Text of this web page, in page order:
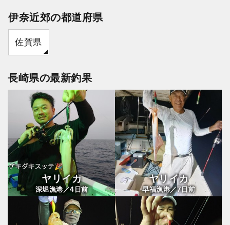
伊奈近郊の都道府県
佐賀県
長崎県の最新釣果
ヤリイカ
深堀漁港／4 日前
ヤリイカ
早福漁港／7日前